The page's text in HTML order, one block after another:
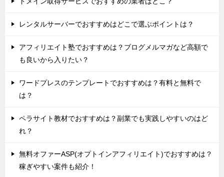
レンタルサーバーでおすすめはどこで選ぶポイントは？
アフィリエイト塾でおすすめは？ブログメルマガなど高額で
も良いから入りたい？
ワードプレスのテンプレートでおすすめは？有料と無料で
は？
ペラサイト教材でおすすめは？副業でも実践しやすいのはど
れ？
無料オファーASP(オプトインアフィリエイト)でおすすめは？
稼ぎやすい案件も紹介！